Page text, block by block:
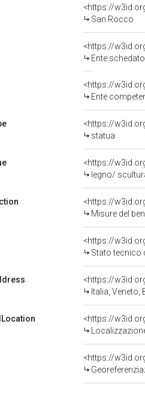
<https://
San Rocco
<https://
Ente schedatore del
<https://
Ente competente per
<https://
statua
<https://
legno/
<https://
Misure del
<https://
Stato tecnico
<https://
Italia, Veneto,
<https://
<https://